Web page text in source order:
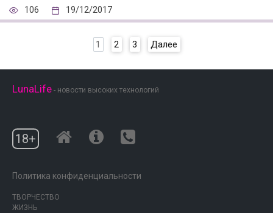
106 19/12/2017
1 2 3 Далее
LunaLife - новости высоких технологий
18+
Политика конфиденциальности
ТВОРЧЕСТВО
ЖИЗНЬ